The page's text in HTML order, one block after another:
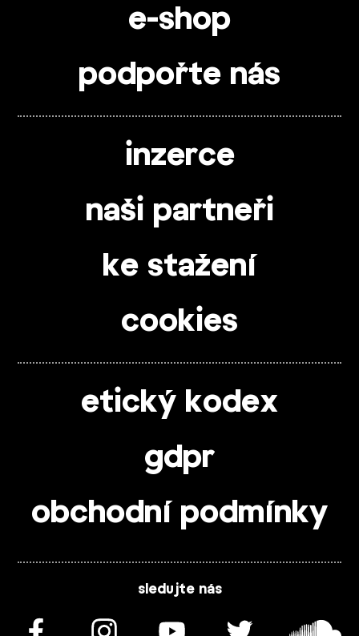
e-shop
podpořte nás
inzerce
naši partneři
ke stažení
cookies
etický kodex
gdpr
obchodní podmínky
sledujte nás